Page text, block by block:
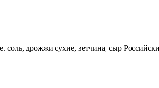
соль, дрожжи сухие, ветчина, сыр